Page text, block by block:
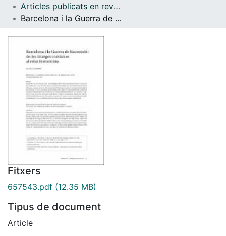
Com publicar
Articles publicats en revistes (Història i Arqueologia)
Barcelona i la Guerra de Successió: de les imatges coetànies al relat historicista
Fitxers
657543.pdf (12.35 MB)
Tipus de document
Article